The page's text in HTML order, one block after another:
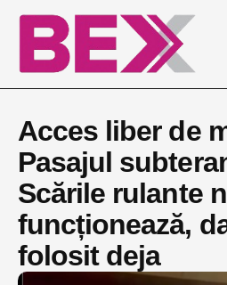
Acces liber de
Pasajul
Scările rulante
funcționează,
folosit deja